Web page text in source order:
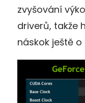
zvyšování
driverů, takže
náskok ještě